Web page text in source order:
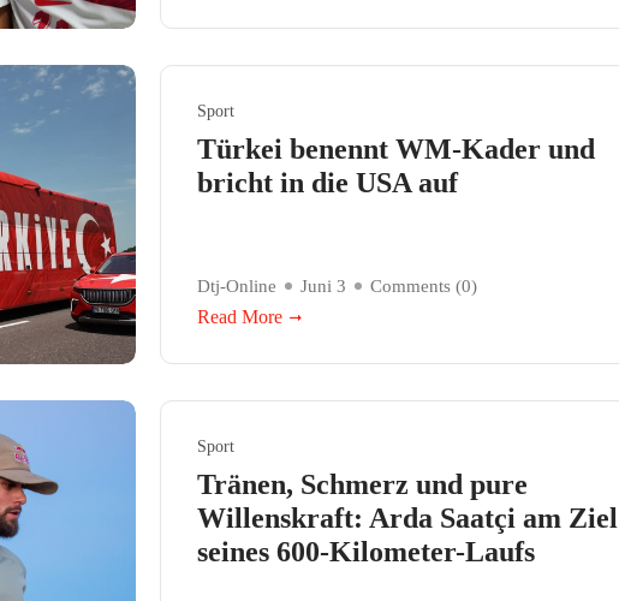
Sport
Türkei benennt WM-Kader und
bricht in die USA auf
Dtj-Online Juni 3 Comments (0)
Read More
Sport
Tränen, Schmerz und pure
Willenskraft: Arda Saatçi am Ziel
seines 600-Kilometer-Laufs